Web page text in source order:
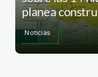
planea
Noticias